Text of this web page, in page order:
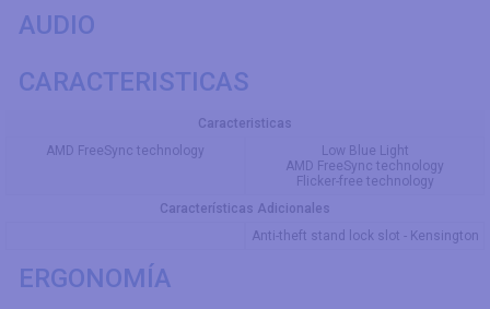
AUDIO
CARACTERISTICAS
Caracteristicas
AMD FreeSync technology
Low Blue Light
AMD FreeSync technology
Flicker-free technology
Características Adicionales
Anti-theft stand lock slot - Kensington
ERGONOMÍA